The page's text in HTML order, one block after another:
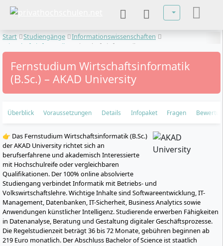
Sprache
Start Studiengänge
Informationswissenschaften
Wirtschaftsinformatik
Wirtschaftsinformatik
Fernstudium Wirtschaftsinformatik
(B.Sc.) – AKAD University
Überblick Voraussetzungen Details Infopaket Fragen
👉 Das Fernstudium Wirtschaftsinformatik (B.Sc.)
der AKAD University richtet sich an
berufserfahrene und akademisch Interessierte
mit Hochschulreife oder vergleichbaren
Qualifikationen. Der 100% online absolvierte
Studiengang verbindet Informatik mit Betriebs- und
Volkswirtschaftslehre. Wichtige Inhalte sind Softwareentwicklung, IT-
Management, Datenbanken, IT-Sicherheit, Business Analytics sowie
Anwendungen künstlicher Intelligenz. Studierende erwerben Fähigkeiten
in Datenanalyse, Beratung und Gestaltung digitaler Geschäftsprozesse.
Die Regelstudienzeit beträgt 36 bis 72 Monate, gebühren beginnen ab
219 Euro monatlich. Der Abschluss Bachelor of Science ist staatlich